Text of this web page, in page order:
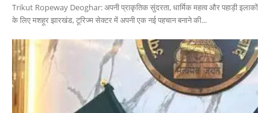
Trikut Ropeway Deoghar: अपनी प्राकृतिक सुंदरता, धार्मिक महत्व और पहाड़ी इलाकों
के लिए मशहूर झारखंड, टूरिज्म सेक्टर में अपनी एक नई पहचान बनाने की...